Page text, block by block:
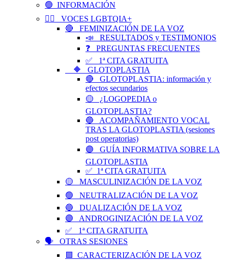
🟢 INFORMACIÓN
🏳️‍🌈 VOCES LGBTQIA+
🔴 FEMINIZACIÓN DE LA VOZ
📣 RESULTADOS y TESTIMONIOS
❓ PREGUNTAS FRECUENTES
✅ 1ª CITA GRATUITA
🔶 GLOTOPLASTIA
🔴 GLOTOPLASTIA: información y
efectos secundarios
🟡 ¿LOGOPEDIA o
GLOTOPLASTIA?
🔵 ACOMPAÑAMIENTO VOCAL
TRAS LA GLOTOPLASTIA (sesiones
post operatorias)
🟣 GUÍA INFORMATIVA SOBRE LA
GLOTOPLASTIA
✅ 1ª CITA GRATUITA
🟡 MASCULINIZACIÓN DE LA VOZ
🟢 NEUTRALIZACIÓN DE LA VOZ
🔵 DUALIZACIÓN DE LA VOZ
🟣 ANDROGINIZACIÓN DE LA VOZ
✅ 1ª CITA GRATUITA
🗣️ OTRAS SESIONES
🟪 CARACTERIZACIÓN DE LA VOZ